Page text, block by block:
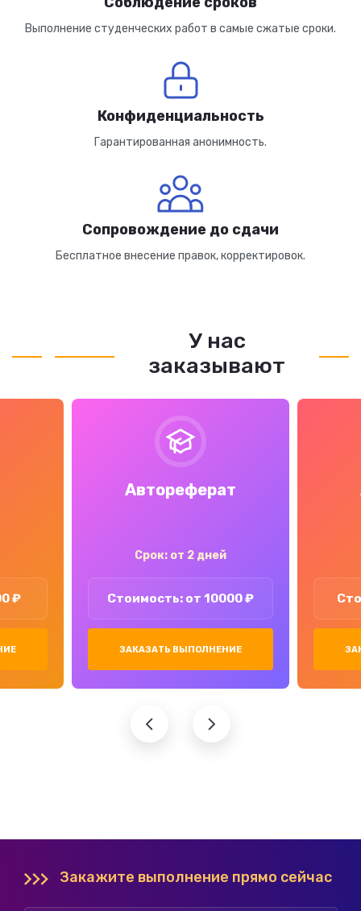
Выполнение студенческих работ в самые сжатые сроки.
Конфиденциальность
Гарантированная анонимность.
Сопровождение до сдачи
Бесплатное внесение правок, корректировок.
У нас
заказывают
₽
Автореферат
Срок: от 2 дней
Стоимость: от 10000 ₽
ЗАКАЗАТЬ ВЫПОЛНЕНИЕ
Закажите выполнение прямо сейчас